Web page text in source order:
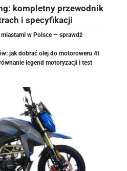
kompletny przewodnik
i specyfikacji
w Polsce — sprawdź
jak dobrać olej do motoroweru 4t
legend motoryzacji i test